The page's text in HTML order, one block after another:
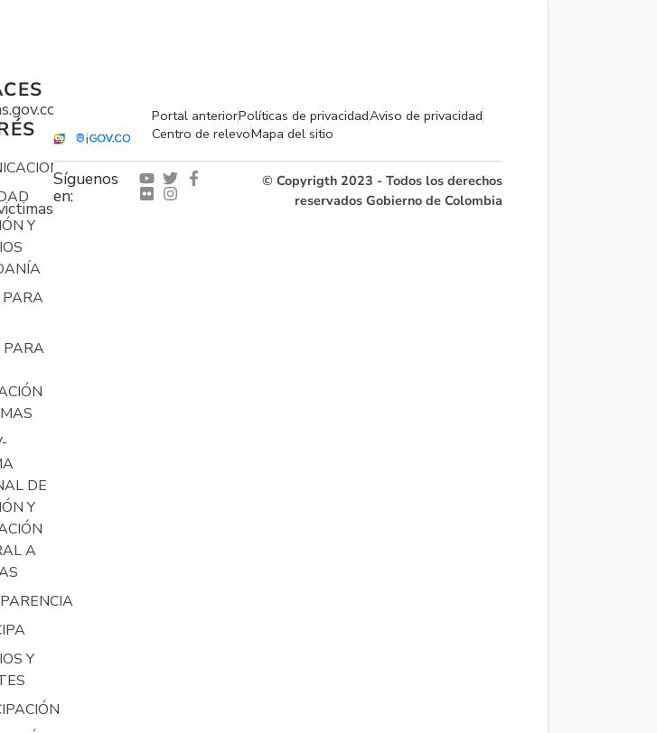
Y
PARA
DE
Y
A
Y
Portal anteriorPolíticas de privacidadAviso de privacidad
Centro de relevoMapa del sitio
Síguenos
en:
© Copyrigth 2023 - Todos los derechos
reservados Gobierno de Colombia